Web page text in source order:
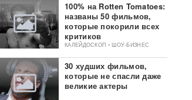
100% на Rotten Tomatoes:
названы 50 фильмов,
которые покорили всех
критиков
КАЛЕЙДОСКОП • ШОУ-БИЗНЕС
30 худших фильмов,
которые не спасли даже
великие актеры